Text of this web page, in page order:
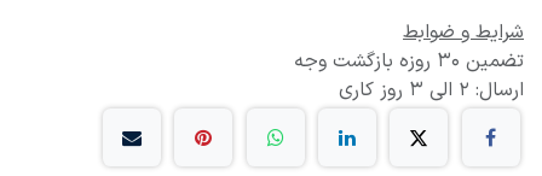
شرایط و ضوابط
تضمین 30 روزه بازگشت وجه
ارسال: 2 الی 3 روز کاری